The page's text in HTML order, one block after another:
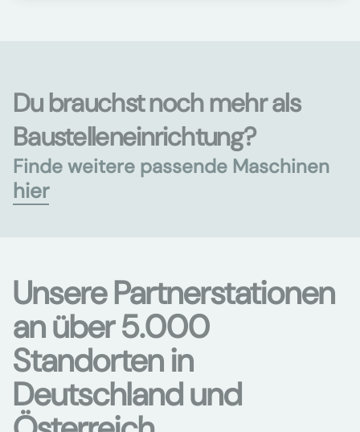
Du brauchst noch mehr als
Baustelleneinrichtung?
Finde weitere passende Maschinen
hier
Unsere Partnerstationen
an über 5.000
Standorten in
Deutschland und